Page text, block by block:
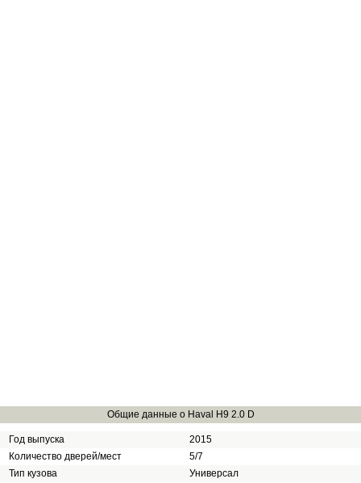
Общие данные о Haval H9 2.0 D
Год выпуска
2015
Количество дверей/мест
5/7
Тип кузова
Универсал